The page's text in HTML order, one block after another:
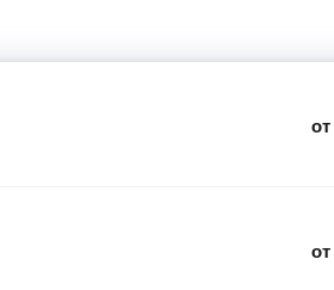
от
от